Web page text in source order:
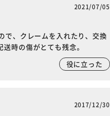
2021/07/05
で、クレームを入れたり、交換
時の傷がとても残念。
役に立った
2017/12/30